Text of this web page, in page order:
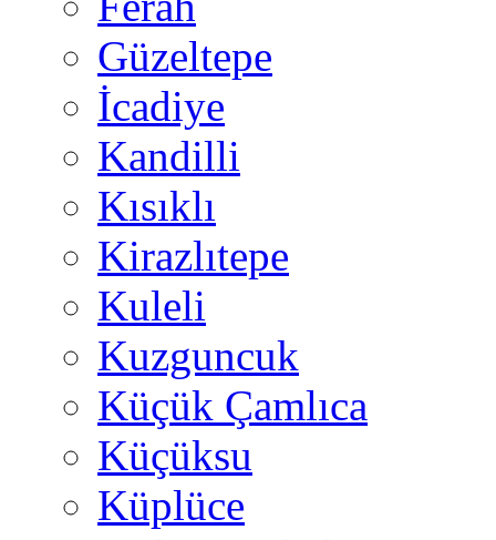
Güzeltepe
İcadiye
Kandilli
Kısıklı
Kirazlıtepe
Kuleli
Kuzguncuk
Küçük Çamlıca
Küçüksu
Küplüce